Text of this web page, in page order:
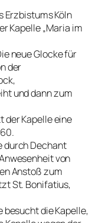
Erzbistums Köln
Kapelle „Maria im
neue Glocke für
der
und dann zum
der Kapelle eine
durch Dechant
von
Anstoß zum
St. Bonifatius,
besucht die Kapelle,